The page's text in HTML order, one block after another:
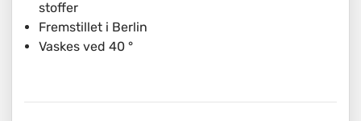
stoffer
Fremstillet i Berlin
Vaskes ved 40 °